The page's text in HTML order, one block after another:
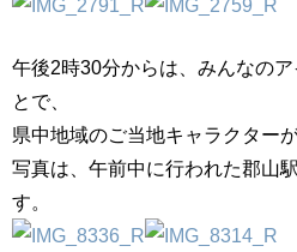
午後2時30分からは、みんなの
とで、
県中地域のご当地キャラクター
写真は、午前中に行われた郡山
す。